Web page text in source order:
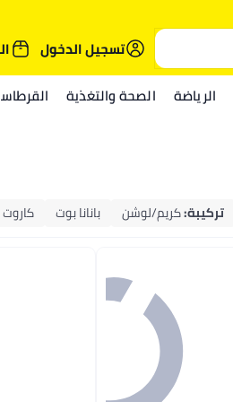
تسجيل الدخول
الرياضة الصحة والتغذية
تركيبة:كريم/لوشن بانانا بوت